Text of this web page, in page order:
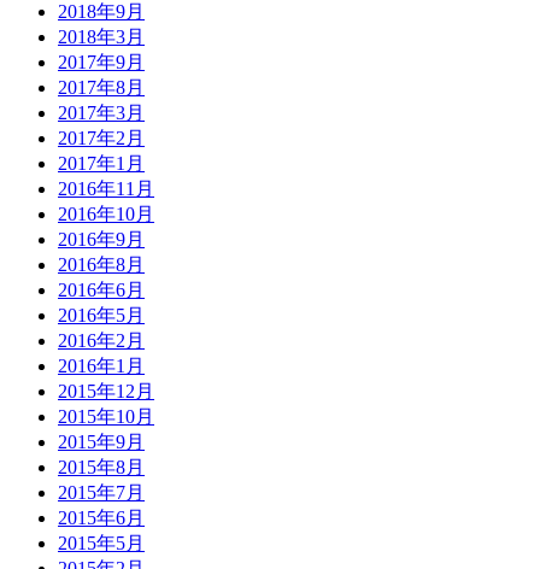
2018年9月
2018年3月
2017年9月
2017年8月
2017年3月
2017年2月
2017年1月
2016年11月
2016年10月
2016年9月
2016年8月
2016年6月
2016年5月
2016年2月
2016年1月
2015年12月
2015年10月
2015年9月
2015年8月
2015年7月
2015年6月
2015年5月